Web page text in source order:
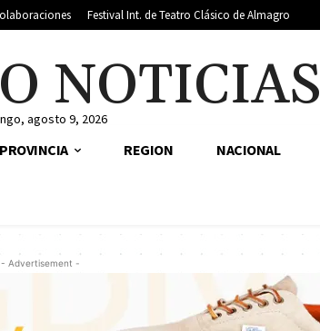
Festival Int. de Teatro Clásico de Almagro
NOTICIAS
agosto 9, 2026
PROVINCIA REGION NACIONAL
- Advertisement -